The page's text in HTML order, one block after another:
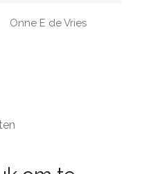
Onne E de Vries